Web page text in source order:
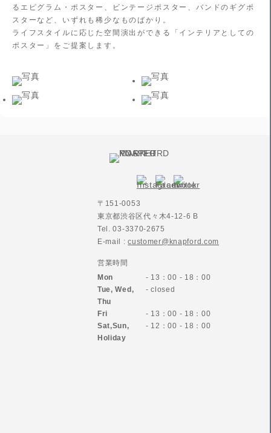
るエピグラム・ポスター、ビンテージポスター、バンドのギグポ
スターなど、いずれも稀少なものばかり。
ライフスタイルに応じた空間演出ができる「インテリアとしての
ポスター」をご提案します。
〒151-0053
東京都渋谷区代々木4-12-6 B
Tel. 03-3370-2675
E-mail :customer@knapford.com
営業時間
Mon
- 13：00 - 18：00
Tue, Wed,
Thu
- closed
Fri
- 13：00 - 18：00
Sat,Sun,
Holiday
- 12：00 - 18：00